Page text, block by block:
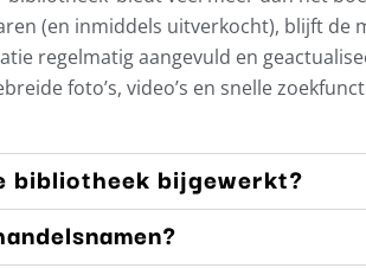
(en inmiddels uitverkocht), blijft
regelmatig aangevuld en
foto’s, video’s en snelle
bibliotheek bijgewerkt?